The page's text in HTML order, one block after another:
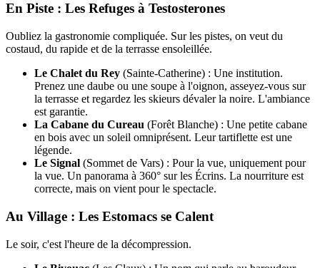
En Piste : Les Refuges à Testosterones
Oubliez la gastronomie compliquée. Sur les pistes, on veut du
costaud, du rapide et de la terrasse ensoleillée.
Le Chalet du Rey (Sainte-Catherine) : Une institution.
Prenez une daube ou une soupe à l'oignon, asseyez-vous sur
la terrasse et regardez les skieurs dévaler la noire. L'ambiance
est garantie.
La Cabane du Cureau (Forêt Blanche) : Une petite cabane
en bois avec un soleil omniprésent. Leur tartiflette est une
légende.
Le Signal (Sommet de Vars) : Pour la vue, uniquement pour
la vue. Un panorama à 360° sur les Écrins. La nourriture est
correcte, mais on vient pour le spectacle.
Au Village : Les Estomacs se Calent
Le soir, c'est l'heure de la décompression.